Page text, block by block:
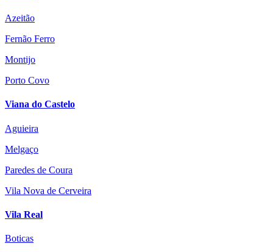
Azeitão
Fernão Ferro
Montijo
Porto Covo
Viana do Castelo
Aguieira
Melgaço
Paredes de Coura
Vila Nova de Cerveira
Vila Real
Boticas